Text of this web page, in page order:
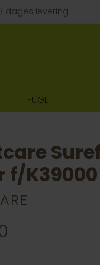
dages levering
FUGL
f/K39000